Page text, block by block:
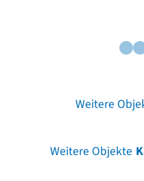
Weitere
Weitere Objekte